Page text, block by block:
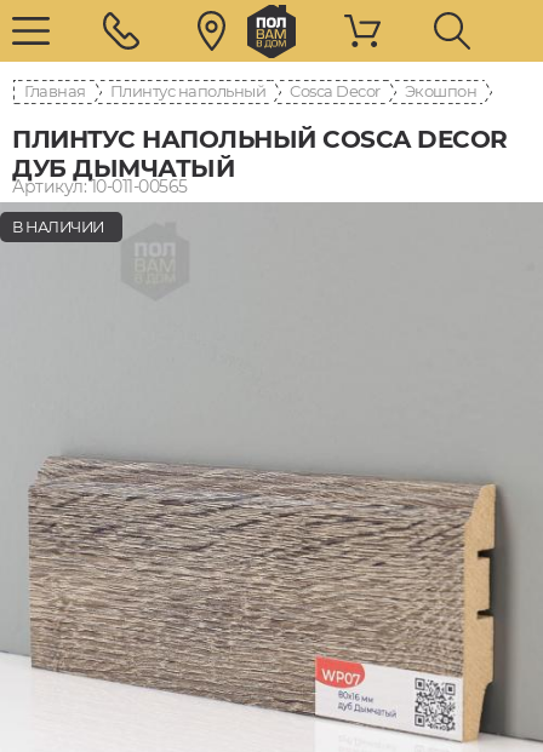
Главная Плинтус напольный Cosca Decor Экошпон
ПЛИНТУС НАПОЛЬНЫЙ COSCA DECOR
ДУБ ДЫМЧАТЫЙ
Артикул: 10-011-00565
В НАЛИЧИИ